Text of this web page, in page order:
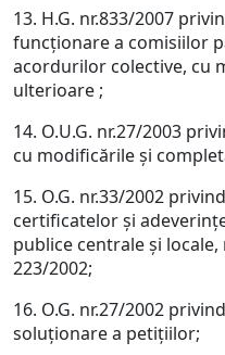
13. H.G. nr.833/2007
funcţionare a comisiilor
acordurilor colective, cu
ulterioare ;
14. O.U.G. nr.27/2003
cu modificările şi
15. O.G. nr.33/2002
certificatelor şi
publice centrale şi
223/2002;
16. O.G. nr.27/2002
soluţionare a petiţiilor;